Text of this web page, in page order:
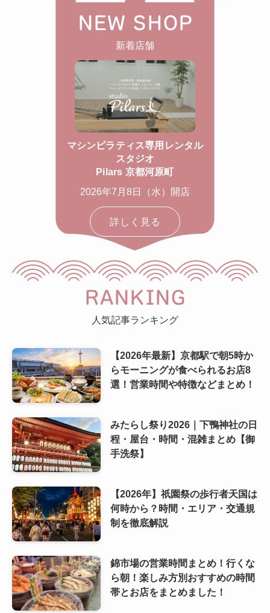
NEW SHOP
新着店舗
マシンピラティス専用レンタル
スタジオ
Pilars 京都河原町
2026年7月8日（水）開店
詳しく見る
RANKING
人気記事ランキング
【2026年最新】京都駅で朝5時か
らモーニングが食べられるお店8
選！営業時間や特徴などまとめ！
みたらし祭り2026｜下鴨神社の日
程・屋台・時間・混雑まとめ【御
手洗祭】
【2026年】祇園祭の歩行者天国は
何時から？時間・エリア・交通規
制を徹底解説
錦市場の営業時間まとめ！行くな
ら朝！楽しみ方別おすすめの時間
帯とお店をまとめました！